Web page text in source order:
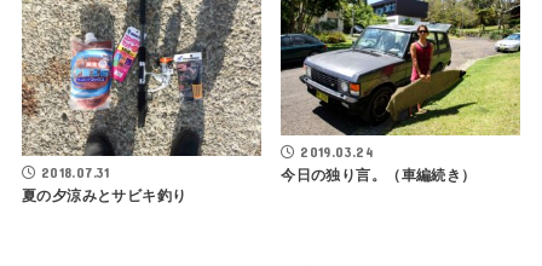
2018.07.31
夏の夕涼みとサビキ釣り
2019.03.24
今日の独り言。（車編続き）